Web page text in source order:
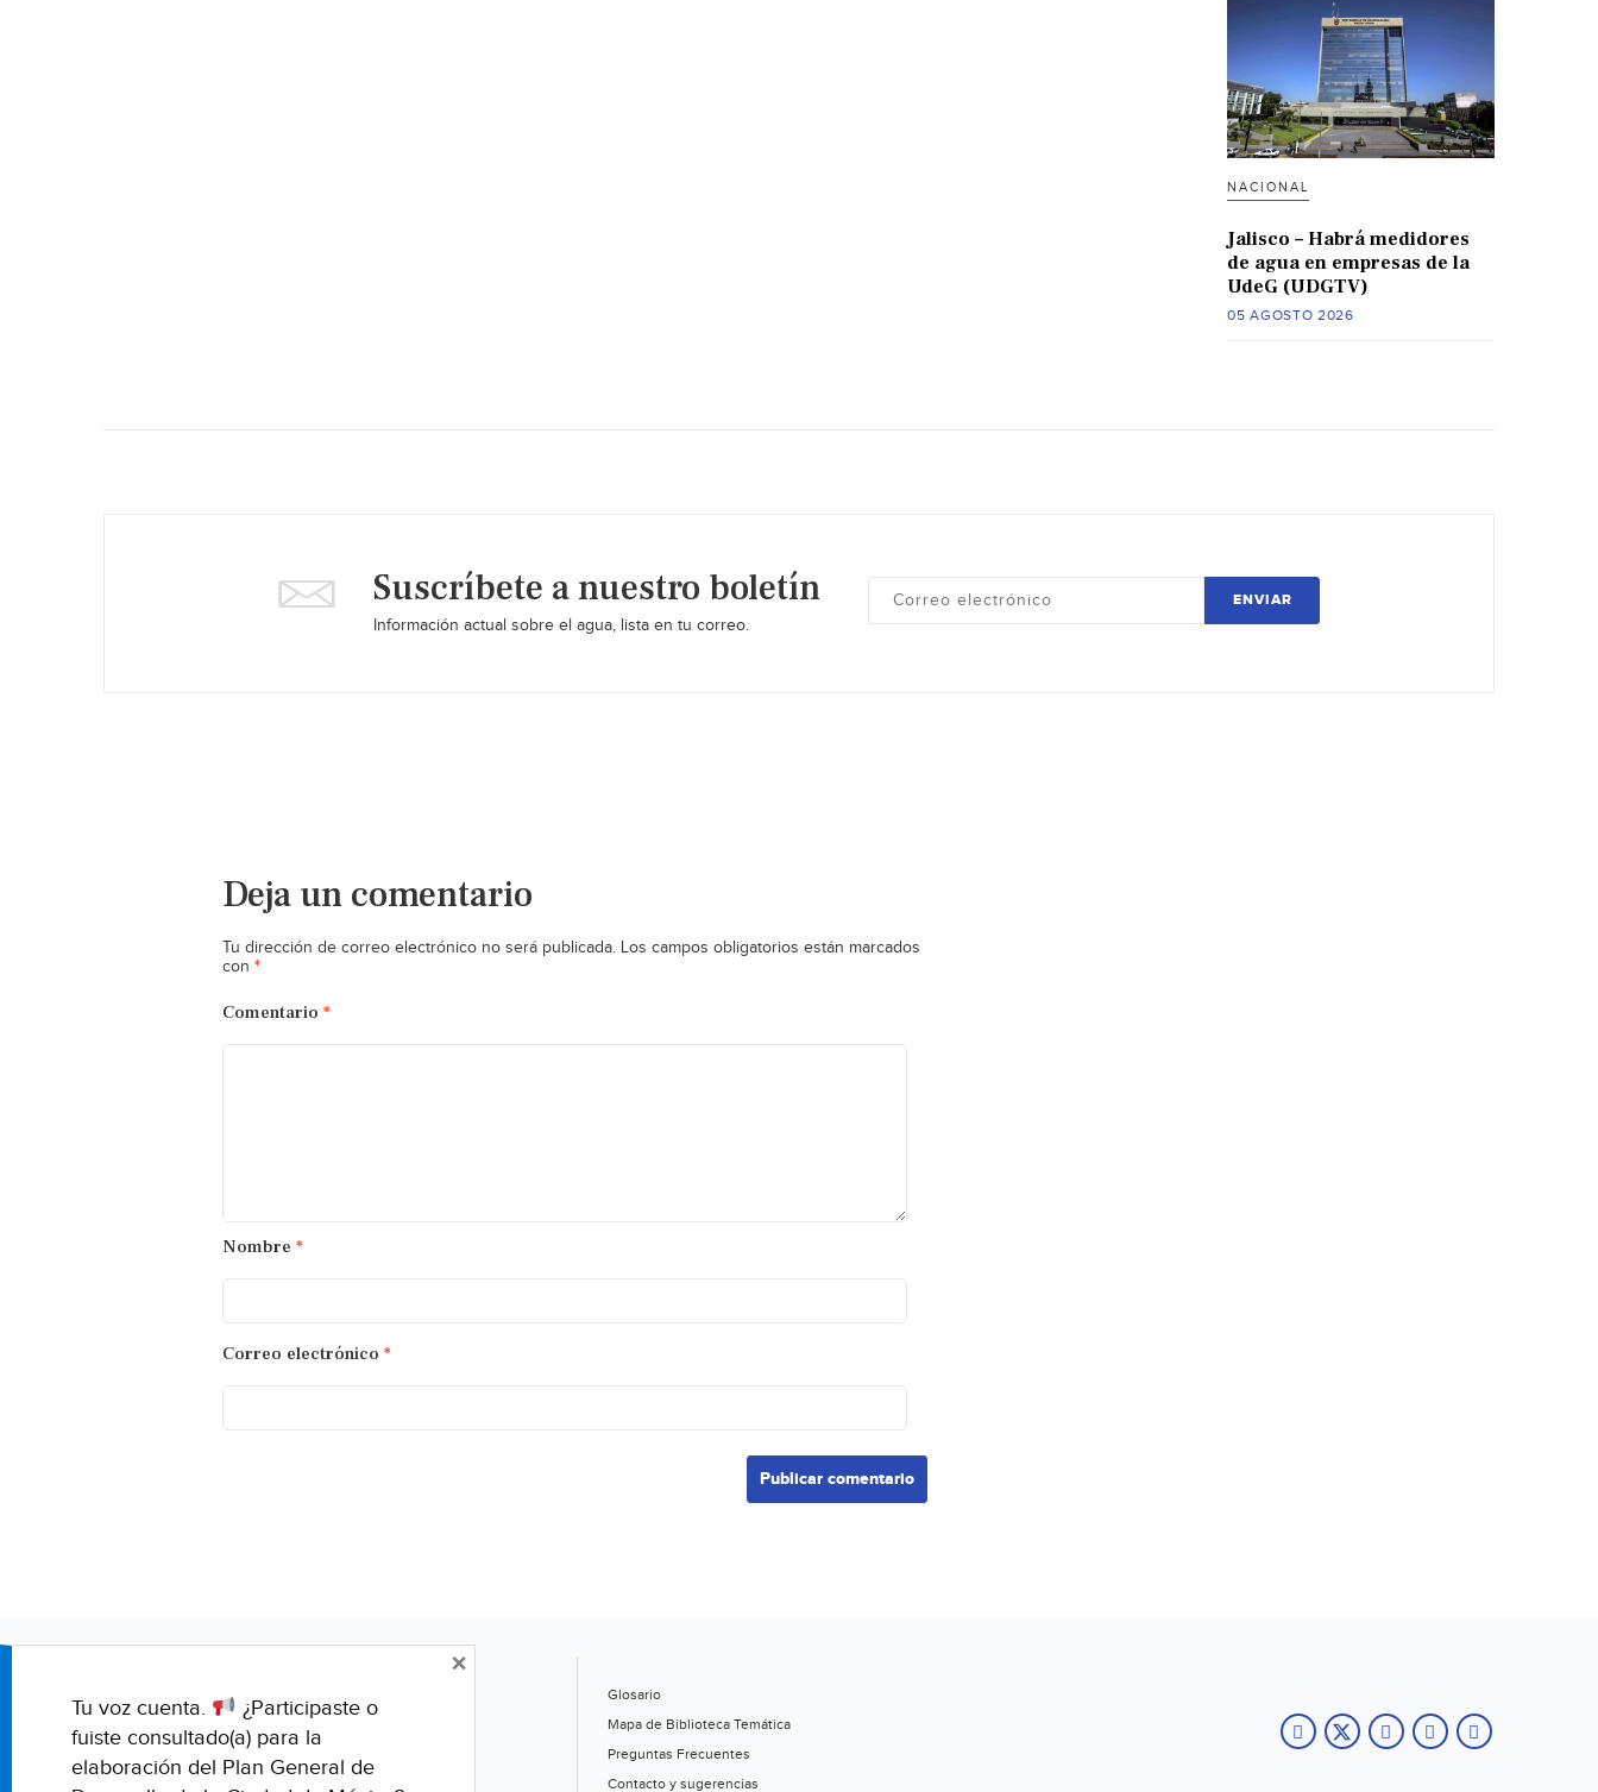
NACIONAL
Jalisco – Habrá medidores
de agua en empresas de la
UdeG (UDGTV)
05 AGOSTO 2026
Suscríbete a nuestro boletín
Información actual sobre el agua, lista en tu correo.
ENVIAR
Deja un comentario
Tu dirección de correo electrónico no será publicada. Los campos obligatorios están marcados
con *
Comentario *
Nombre *
Correo electrónico *
Glosario
Mapa de Biblioteca Temática
Preguntas Frecuentes
Contacto y sugerencias
Tu voz cuenta.
¿Participaste o
fuiste consultado(a) para la
elaboración del Plan General de
×